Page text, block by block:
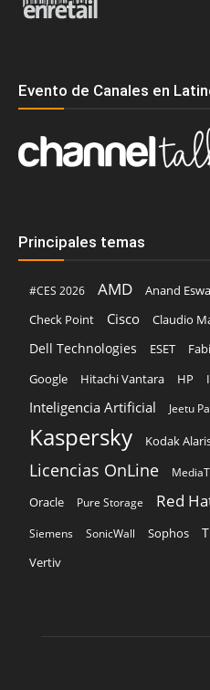
Evento de Canales en
Principales temas
#CES 2026 AMD Anand
Check Point
Cisco Claudio
Dell Technologies ESET
Google Hitachi Vantara HP
Inteligencia Artificial Jeetu
Kaspersky Kodak
Licencias OnLine
Oracle Pure Storage Red
Siemens SonicWall Sophos
Vertiv